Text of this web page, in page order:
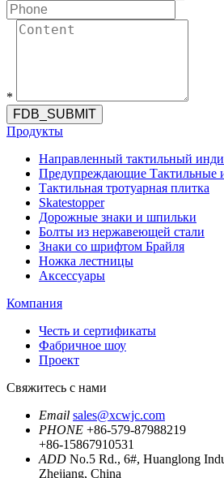
*
FDB_SUBMIT
Продукты
Направленный тактильный
Предупреждающие Тактильные
Тактильная тротуарная плитка
Skatestopper
Дорожные знаки и шпильки
Болты из нержавеющей стали
Знаки со шрифтом Брайля
Ножка лестницы
Аксессуары
Компания
Честь и сертификаты
Фабричное шоу
Проект
Свяжитесь с нами
Email sales@xcwjc.com
PHONE +86-579-87988219
+86-15867910531
ADD No.5 Rd., 6#, Huanglong
Zhejiang, China